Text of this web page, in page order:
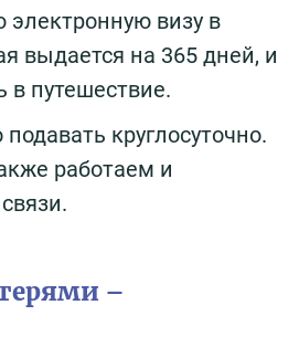
электронную визу в
выдается на 365 дней, и
в путешествие.
круглосуточно.
работаем и
–